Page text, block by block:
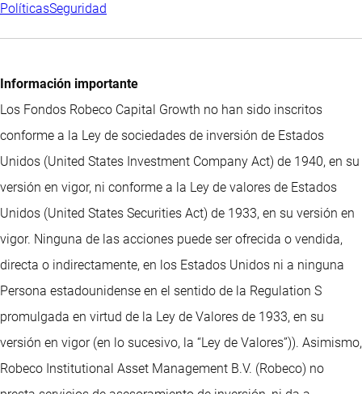
PolíticasSeguridad
Información importante
Los Fondos Robeco Capital Growth no han sido inscritos
conforme a la Ley de sociedades de inversión de Estados
Unidos (United States Investment Company Act) de 1940, en su
versión en vigor, ni conforme a la Ley de valores de Estados
Unidos (United States Securities Act) de 1933, en su versión en
vigor. Ninguna de las acciones puede ser ofrecida o vendida,
directa o indirectamente, en los Estados Unidos ni a ninguna
Persona estadounidense en el sentido de la Regulation S
promulgada en virtud de la Ley de Valores de 1933, en su
versión en vigor (en lo sucesivo, la “Ley de Valores”)). Asimismo,
Robeco Institutional Asset Management B.V. (Robeco) no